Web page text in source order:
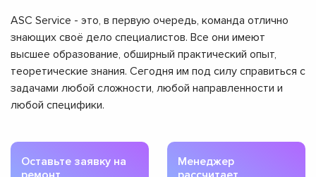
ASC Service - это, в первую очередь, команда отлично
знающих своё дело специалистов. Все они имеют
высшее образование, обширный практический опыт,
теоретические знания. Сегодня им под силу справиться с
задачами любой сложности, любой направленности и
любой специфики.
Оставьте заявку на
Менеджер